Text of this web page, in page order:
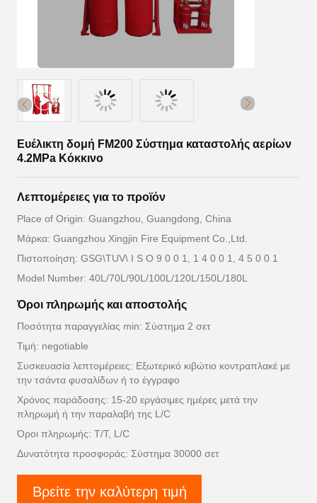
Ευέλικτη δομή FM200 Σύστημα καταστολής αερίων
4.2MPa Κόκκινο
Λεπτομέρειες για το προϊόν
Place of Origin: Guangzhou, Guangdong, China
Μάρκα: Guangzhou Xingjin Fire Equipment Co.,Ltd.
Πιστοποίηση: GSG\TUV\ I S O 9 0 0 1, 1 4 0 0 1, 4 5 0 0 1
Model Number: 40L/70L/90L/100L/120L/150L/180L
Όροι πληρωμής και αποστολής
Ποσότητα παραγγελίας min: Σύστημα 2 σετ
Τιμή: negotiable
Συσκευασία λεπτομέρειες: Εξωτερικό κιβώτιο κοντραπλακέ με
την τσάντα φυσαλίδων ή το έγγραφο
Χρόνος παράδοσης: 15-20 εργάσιμες ημέρες μετά την
πληρωμή ή την παραλαβή της L/C
Όροι πληρωμής: T/T, L/C
Δυνατότητα προσφοράς: Σύστημα 30000 σετ
Βρείτε την καλύτερη τιμή